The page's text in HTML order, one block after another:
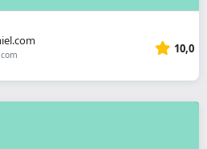
10,0